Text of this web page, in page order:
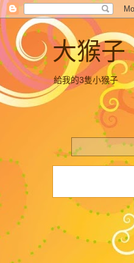
大猴子
給我的3隻小猴子